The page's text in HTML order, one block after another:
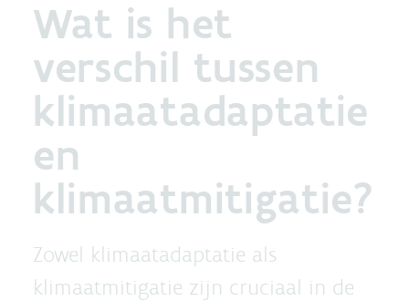
Wat is het
verschil tussen
klimaatadaptatie
en
klimaatmitigatie?
Zowel klimaatadaptatie als
klimaatmitigatie zijn cruciaal in de